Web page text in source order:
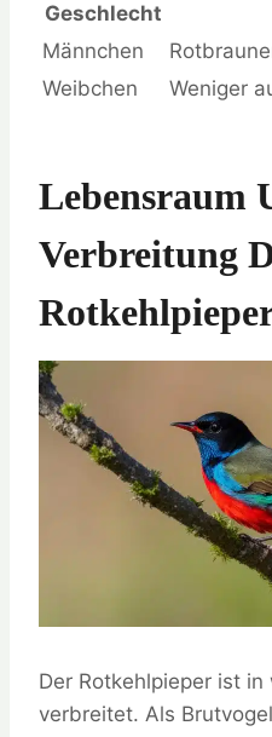
Geschlecht
Männchen
Weibchen
Weniger
Lebensraum
Verbreitung
Der Rotkehlpieper ist
verbreitet. Als